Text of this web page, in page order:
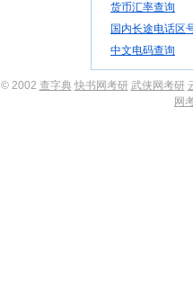
货币汇率查询
国内长途电话区
中文电码查询
© 2002 查字典 快书网考研 武侠网考研
网